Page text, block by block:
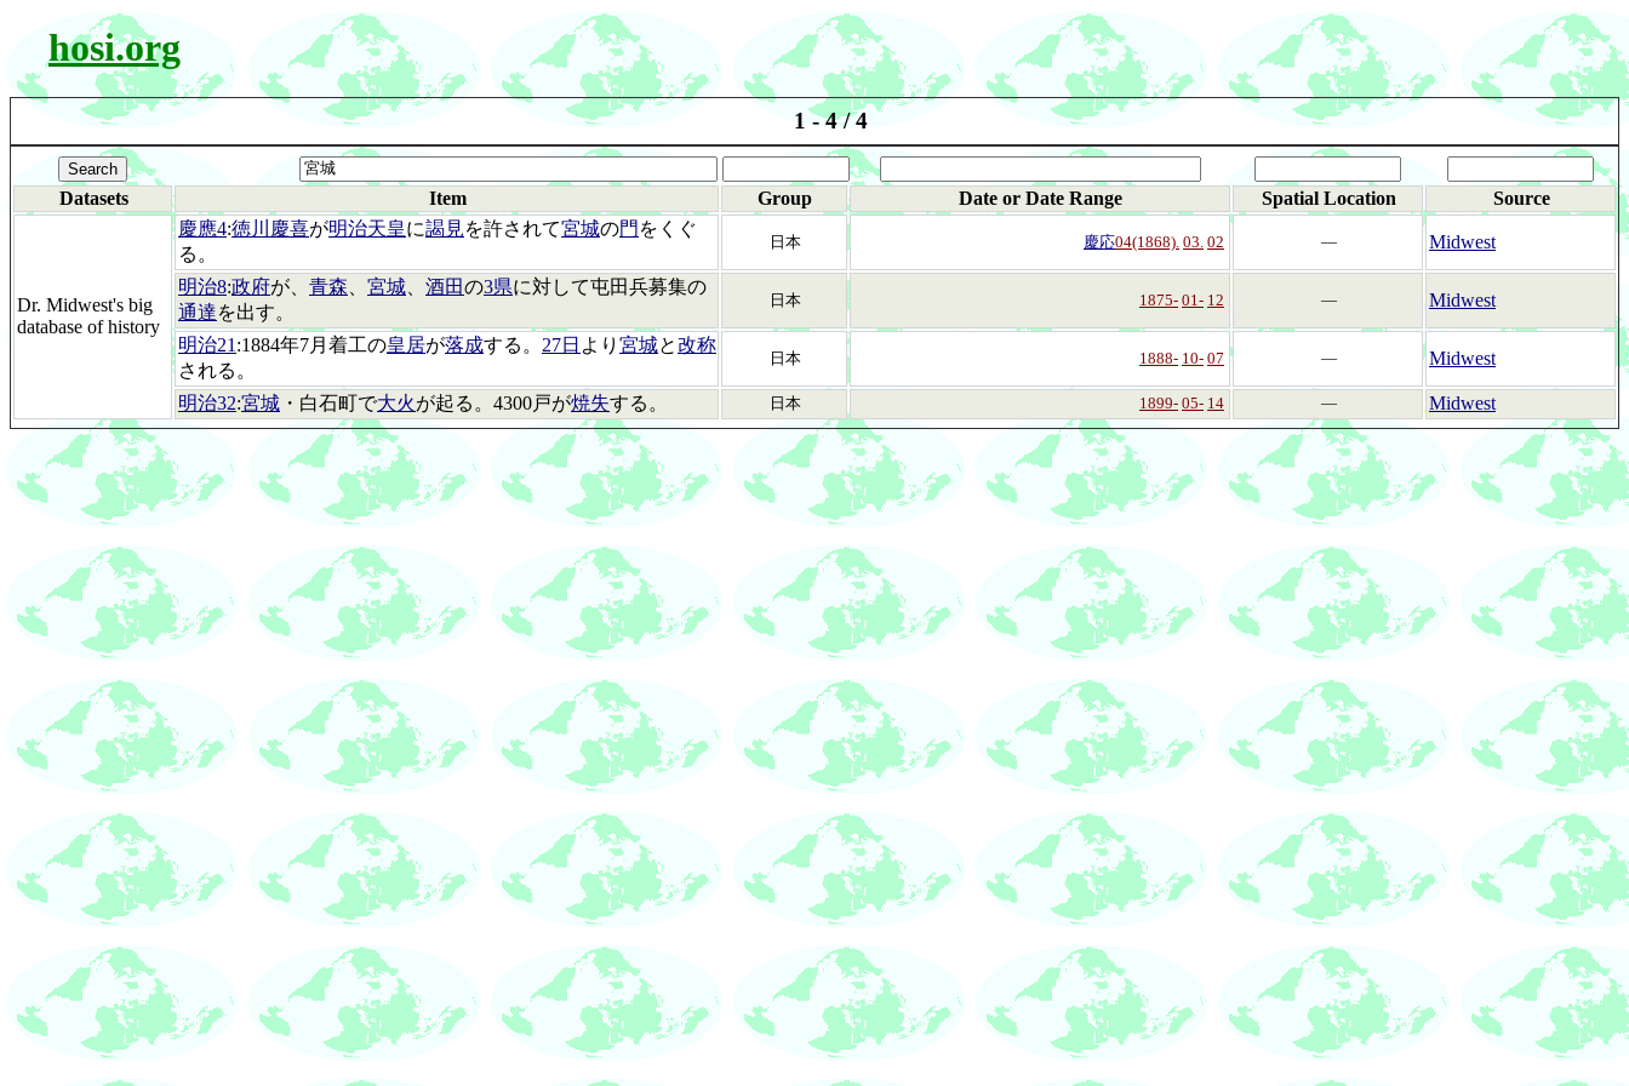
hosi.org
1 - 4 / 4
Datasets Item Group Date or Date Range Spatial Location Source
Dr. Midwest's big
database of history
慶應4:徳川慶喜が明治天皇に謁見を許されて宮城の門 をくぐ
る。
日本 慶応04(1868). 03. 02 ― Midwest
明治8:政府が、 青森 宮城 酒田の3県に対して屯田兵募集の
通達を出す。
日本 1875- 01- 12 ― Midwest
明治21 :1884年7月着工の皇居が落成する。 27日 より 宮城と改称
される。
日本 1888- 10- 07 ― Midwest
明治32:宮城 ・白石町で大火が起る。4300戸が焼失する。 日本 1899- 05- 14 ― Midwest